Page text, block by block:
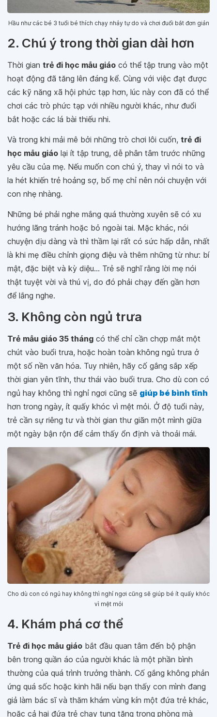
Hầu như các bé 3 tuổi bé thích chạy nhảy tự do và chơi đuổi bắt đơn giản
2. Chú ý trong thời gian dài hơn
Thời gian trẻ đi học mẫu giáo có thể tập trung vào một
hoạt động đã tăng lên đáng kể. Cùng với việc đạt được
các kỹ năng xã hội phức tạp hơn, lúc này con đã có thể
chơi các trò phức tạp với nhiều người khác, như đuổi
bắt hoặc các lá bài thiếu nhi.
Và trong khi mải mê bởi những trò chơi lôi cuốn, trẻ đi
học mẫu giáo lại ít tập trung, dễ phân tâm trước những
yêu cầu của mẹ. Nếu muốn con chú ý, thay vì nói to và
la hét khiến trẻ hoảng sợ, bố mẹ chỉ nên nói chuyện với
con nhẹ nhàng.
Những bé phải nghe mắng quá thường xuyên sẽ có xu
hướng lãng tránh hoặc bỏ ngoài tai. Mặc khác, nói
chuyện dịu dàng và thì thầm lại rất có sức hấp dẫn, nhất
là khi mẹ điều chỉnh giọng điệu và thêm những từ như: bí
mật, đặc biệt và kỳ diệu... Trẻ sẽ nghĩ rằng lời mẹ nói
thật tuyệt vời và thú vị, do đó phải chạy đến gần hơn
để lắng nghe.
3. Không còn ngủ trưa
Trẻ mẫu giáo 35 tháng có thể chỉ cần chợp mắt một
chút vào buổi trưa, hoặc hoàn toàn không ngủ trưa ở
một số nền văn hóa. Tuy nhiên, hãy cố gắng sắp xếp
thời gian yên tĩnh, thư thái vào buổi trưa. Cho dù con có
ngủ hay không thì nghỉ ngơi cũng sẽ giúp bé bình tĩnh
hơn trong ngày, ít quấy khóc vì mệt mỏi. Ở độ tuổi này,
trẻ cần sự riêng tư và thời gian thư giãn một mình giữa
một ngày bận rộn để cảm thấy ổn định và thoải mái.
Cho dù con có ngủ hay không thì nghỉ ngơi cũng sẽ giúp bé ít quấy khóc
vì mệt mỏi
4. Khám phá cơ thể
Trẻ đi học mẫu giáo bắt đầu quan tâm đến bộ phận
bên trong quần áo của người khác là một phần bình
thường của quá trình trưởng thành. Cố gắng không phản
ứng quá sốc hoặc kinh hãi nếu bạn thấy con mình đang
giả làm bác sĩ và thăm khám vùng kín một đứa trẻ khác,
hoặc cả hai đứa trẻ chạy tung tăng trong phòng mà